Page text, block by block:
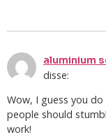
aluminium
disse:
Wow, I guess you
people should
work!